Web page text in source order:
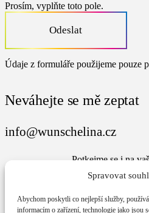
Spravovat
Abychom poskytli co nejlepší služby,
informacím o zařízení, technologie jako jsou
Prosím, vyplňte toto pole.
Odeslat
Údaje z formuláře použijeme pouze
Neváhejte se mě zeptat
info@wunschelina.cz
Potkejme se i na